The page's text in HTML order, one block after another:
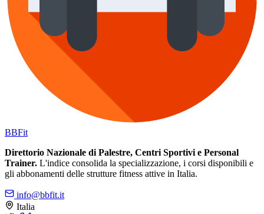
BBFit
Direttorio Nazionale di Palestre, Centri Sportivi e Personal
Trainer. L'indice consolida la specializzazione, i corsi disponibili e
gli abbonamenti delle strutture fitness attive in Italia.
info@bbfit.it
Italia